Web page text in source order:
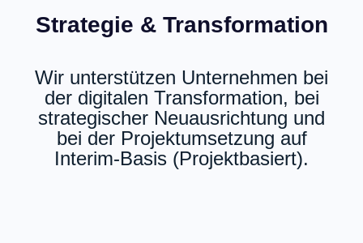
Strategie & Transformation
Wir unterstützen Unternehmen bei
der digitalen Transformation, bei
strategischer Neuausrichtung und
bei der Projektumsetzung auf
Interim-Basis (Projektbasiert).